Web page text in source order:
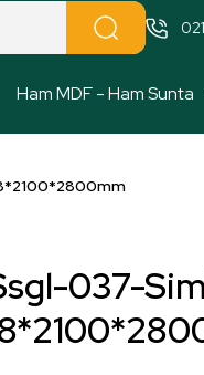
Ham MDF - Ham Sunta
037-